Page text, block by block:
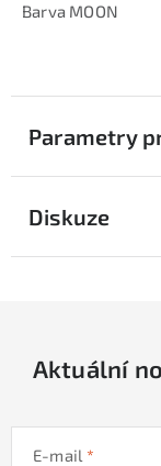
Barva MOON
Parametry
Diskuze
Aktuální
E-mail